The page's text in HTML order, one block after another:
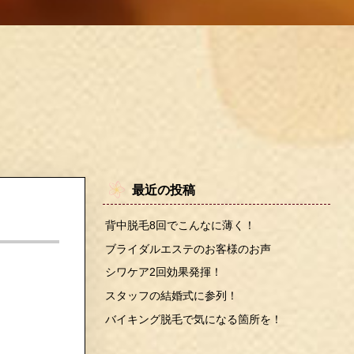
最近の投稿
背中脱毛8回でこんなに薄く！
ブライダルエステのお客様のお声
シワケア2回効果発揮！
スタッフの結婚式に参列！
バイキング脱毛で気になる箇所を！